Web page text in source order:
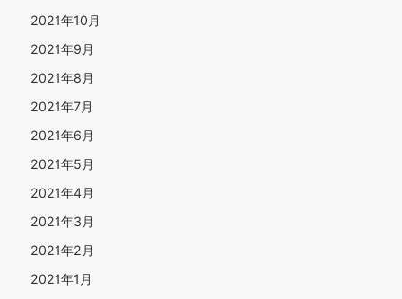
2021年10月
2021年9月
2021年8月
2021年7月
2021年6月
2021年5月
2021年4月
2021年3月
2021年2月
2021年1月